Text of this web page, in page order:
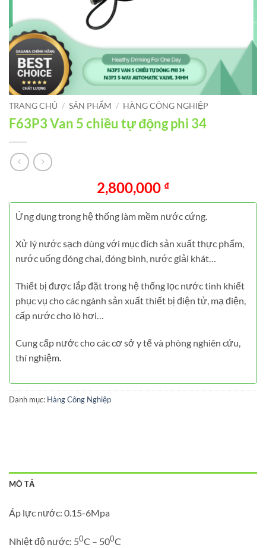
TRANG CHỦ / SẢN PHẨM / HÀNG CÔNG NGHIỆP
F63P3 Van 5 chiều tự động phi 34
2,800,000 ₫
Ứng dụng trong hệ thống làm mềm nước cứng.
Xử lý nước sạch dùng với mục đích sản xuất thực phẩm,
nước uống đóng chai, đóng bình, nước giải khát…
Thiết bị được lắp đặt trong hệ thống lọc nước tinh khiết
phục vụ cho các ngành sản xuất thiết bị điện tử, mạ điện,
cấp nước cho lò hơi…
Cung cấp nước cho các cơ sở y tế và phòng nghiên cứu,
thí nghiệm.
Danh mục: Hàng Công Nghiệp
MÔ TẢ
Áp lực nước: 0.15-6Mpa
Nhiệt độ nước: 50C – 500C